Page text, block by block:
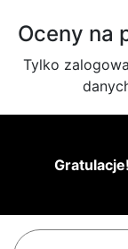
Oceny na
Tylko
Gratulacje!